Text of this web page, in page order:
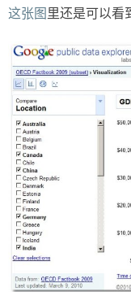
这张图里还是可以看